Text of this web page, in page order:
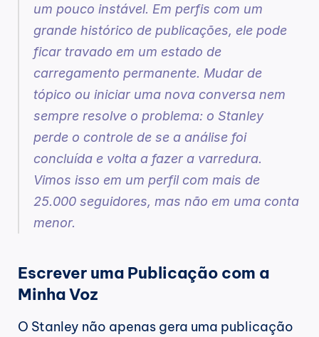
um pouco instável. Em perfis com um
grande histórico de publicações, ele pode
ficar travado em um estado de
carregamento permanente. Mudar de
tópico ou iniciar uma nova conversa nem
sempre resolve o problema: o Stanley
perde o controle de se a análise foi
concluída e volta a fazer a varredura.
Vimos isso em um perfil com mais de
25.000 seguidores, mas não em uma conta
menor.
Escrever uma Publicação com a
Minha Voz
O Stanley não apenas gera uma publicação